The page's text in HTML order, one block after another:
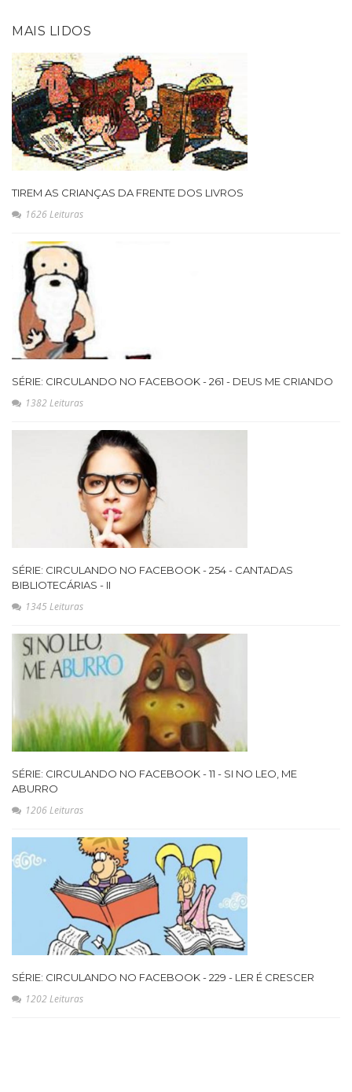
MAIS LIDOS
TIREM AS CRIANÇAS DA FRENTE DOS LIVROS
1626 Leituras
SÉRIE: CIRCULANDO NO FACEBOOK - 261 - DEUS ME CRIANDO
1382 Leituras
SÉRIE: CIRCULANDO NO FACEBOOK - 254 - CANTADAS
BIBLIOTECÁRIAS - II
1345 Leituras
SÉRIE: CIRCULANDO NO FACEBOOK - 11 - SI NO LEO, ME
ABURRO
1206 Leituras
SÉRIE: CIRCULANDO NO FACEBOOK - 229 - LER É CRESCER
1202 Leituras